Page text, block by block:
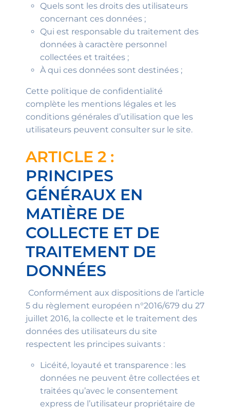
Quels sont les droits des utilisateurs
concernant ces données ;
Qui est responsable du traitement des
données à caractère personnel
collectées et traitées ;
À qui ces données sont destinées ;
Cette politique de confidentialité
complète les mentions légales et les
conditions générales d’utilisation que les
utilisateurs peuvent consulter sur le site.
ARTICLE 2 :
PRINCIPES
GÉNÉRAUX EN
MATIÈRE DE
COLLECTE ET DE
TRAITEMENT DE
DONNÉES
Conformément aux dispositions de l’article
5 du règlement européen n°2016/679 du 27
juillet 2016, la collecte et le traitement des
données des utilisateurs du site
respectent les principes suivants :
Licéité, loyauté et transparence : les
données ne peuvent être collectées et
traitées qu’avec le consentement
express de l’utilisateur propriétaire de